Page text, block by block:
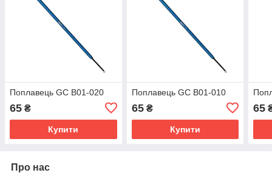
Поплавець GC B01-020
65 ₴
Купити
Поплавець GC B01-010
65₴
Купити
65
Про нас